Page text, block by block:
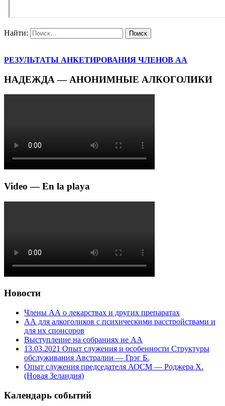
Найти:
РЕЗУЛЬТАТЫ АНКЕТИРОВАНИЯ ЧЛЕНОВ АА
НАДЕЖДА — АНОНИМНЫЕ АЛКОГОЛИКИ
Video — En la playa
Новости
Члены АА о лекарствах и других препаратах
АА для алкоголиков с психическими расстройствами и
для их спонсоров
Выступление на собраниях не АА
13.03.2021 Опыт служения и особенности Структуры
обслуживания Австралии — Грэг Б.
Опыт служения председателя АОСМ — Роджера Х.
(Новая Зеландия)
Календарь событий